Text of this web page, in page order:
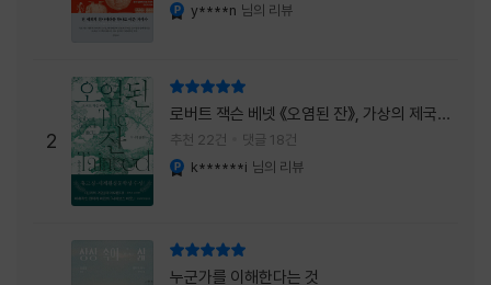
y****n 님의 리뷰
2
로버트 잭슨 베넷 《오염된 잔》, 가상의 제국이
주는 실감과 미스터리 사건의 치밀함이 이루어
내는 최상의 시너지...
추천 22건 댓글 18건
k******i 님의 리뷰
누군가를 이해한다는 것